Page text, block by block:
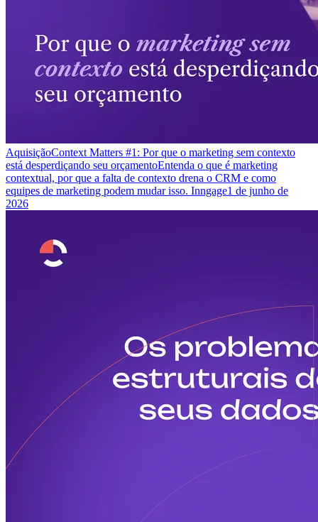
AquisiçãoContext Matters #1: Por que o marketing sem contexto
está desperdiçando seu orçamentoEntenda o que é marketing
contextual, por que a falta de contexto drena o CRM e como
equipes de marketing podem mudar isso. Inngage1 de junho de
2026